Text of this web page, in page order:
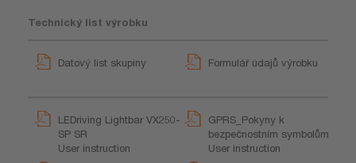
Technický list výrobku
Datový list skupiny Formulář údajů výrobku
LEDriving Lightbar VX250-
SP SR
User instruction
GPRS_Pokyny k
bezpečnostním symbolům
User instruction